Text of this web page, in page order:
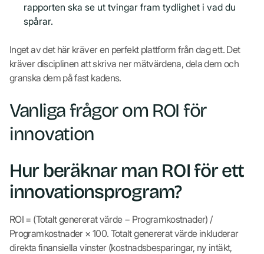
rapporten ska se ut tvingar fram tydlighet i vad du
spårar.
Inget av det här kräver en perfekt plattform från dag ett. Det
kräver disciplinen att skriva ner mätvärdena, dela dem och
granska dem på fast kadens.
Vanliga frågor om ROI för
innovation
Hur beräknar man ROI för ett
innovationsprogram?
ROI = (Totalt genererat värde − Programkostnader) /
Programkostnader × 100. Totalt genererat värde inkluderar
direkta finansiella vinster (kostnadsbesparingar, ny intäkt,